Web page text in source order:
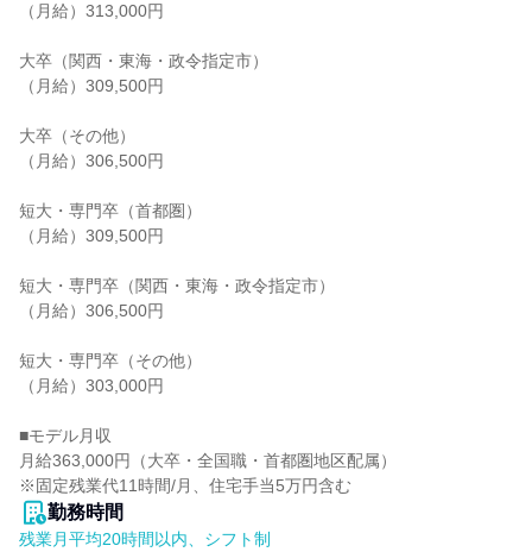
（月給）313,000円
大卒（関西・東海・政令指定市）
（月給）309,500円
大卒（その他）
（月給）306,500円
短大・専門卒（首都圏）
（月給）309,500円
短大・専門卒（関西・東海・政令指定市）
（月給）306,500円
短大・専門卒（その他）
（月給）303,000円
■モデル月収
月給363,000円（大卒・全国職・首都圏地区配属）
※固定残業代11時間/月、住宅手当5万円含む
勤務時間
残業月平均20時間以内、シフト制